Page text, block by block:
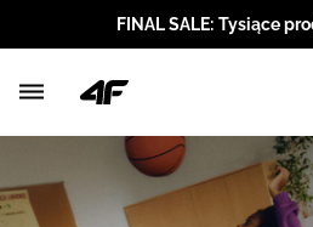
FINAL SALE: Tysiące